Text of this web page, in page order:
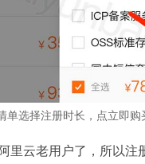
单选择注册时长，点立即购
里云老用户了，所以